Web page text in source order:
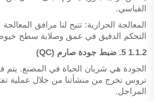
القياسي.
المعالجة الحرارية: تتيح لنا مرافق المعالجة
التحكم الدقيق في عمق وصلابة سطح
1.1.2 5. ضبط جودة صارم (QC)
الجودة هي شريان الحياة في المصنع.
تروس تخرج من منشأتنا من خلال عملية
المراحل.